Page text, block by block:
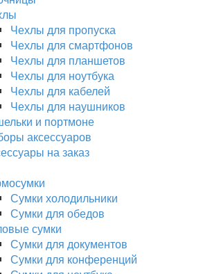
Чехлы для пропуска
Чехлы для смартфонов
Чехлы для планшетов
Чехлы для ноутбука
Чехлы для кабелей
Чехлы для наушников
и портмоне
аксессуаров
на заказ
Сумки холодильники
Сумки для обедов
сумки
Сумки для документов
Сумки для конференций